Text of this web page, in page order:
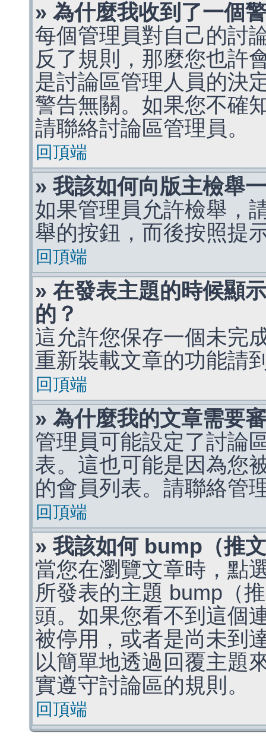
» 為什麼我收到了一個
每個管理員對自己的討
反了規則，那麼您也許
是討論區管理人員的決
警告無關。如果您不確
請聯絡討論區管理員。
回頂端
» 我該如何向版主檢舉
如果管理員允許檢舉，
舉的按鈕，而後按照提
回頂端
» 在發表主題的時候顯
的？
這允許您保存一個未完
重新裝載文章的功能請
回頂端
» 為什麼我的文章需要
管理員可能設定了討論
表。這也可能是因為您
的會員列表。請聯絡管
回頂端
» 我該如何 bump（推
當您在瀏覽文章時，點
所發表的主題 bump（
頭。如果您看不到這個
被停用，或者是尚未到
以簡單地透過回覆主題
實遵守討論區的規則。
回頂端